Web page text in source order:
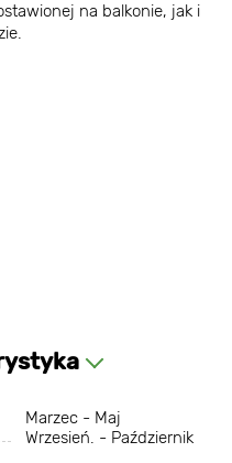
na balkonie, jak i
Marzec - Maj
Wrzesień. - Październik